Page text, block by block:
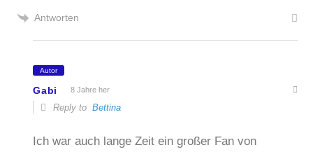
Antworten
Autor
Gabi 8 Jahre her
Reply toBettina
Ich war auch lange Zeit ein großer Fan von